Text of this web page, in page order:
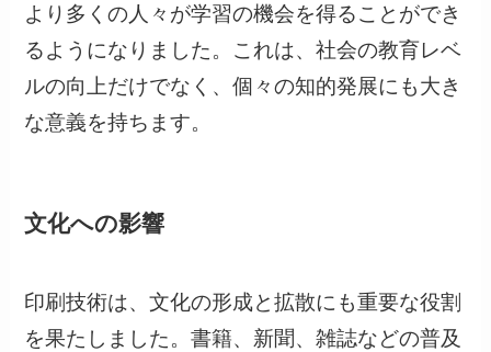
より多くの人々が学習の機会を得ることができ
るようになりました。これは、社会の教育レベ
ルの向上だけでなく、個々の知的発展にも大き
な意義を持ちます。
文化への影響
印刷技術は、文化の形成と拡散にも重要な役割
を果たしました。書籍、新聞、雑誌などの普及